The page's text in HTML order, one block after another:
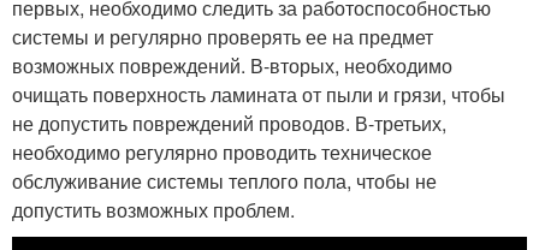
первых, необходимо следить за работоспособностью
системы и регулярно проверять ее на предмет
возможных повреждений. В-вторых, необходимо
очищать поверхность ламината от пыли и грязи, чтобы
не допустить повреждений проводов. В-третьих,
необходимо регулярно проводить техническое
обслуживание системы теплого пола, чтобы не
допустить возможных проблем.